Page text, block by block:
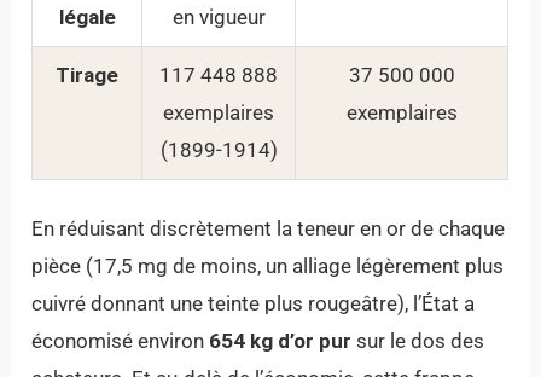
légale
en vigueur
Tirage
117 448 888
exemplaires
(1899-1914)
37 500 000
exemplaires
En réduisant discrètement la teneur en or de chaque
pièce (17,5 mg de moins, un alliage légèrement plus
cuivré donnant une teinte plus rougeâtre), l’État a
économisé environ 654 kg d’or pur sur le dos des